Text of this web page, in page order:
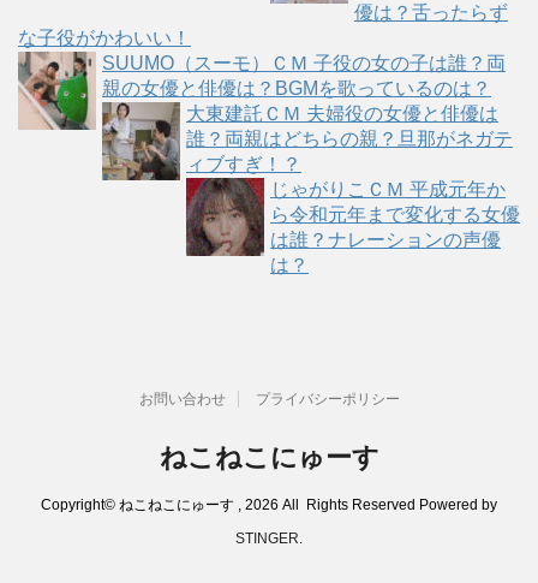
優は？舌ったらず
な子役がかわいい！
SUUMO（スーモ）ＣＭ 子役の女の子は誰？両
親の女優と俳優は？BGMを歌っているのは？
大東建託ＣＭ 夫婦役の女優と俳優は
誰？両親はどちらの親？旦那がネガテ
ィブすぎ！？
じゃがりこＣＭ 平成元年か
ら令和元年まで変化する女優
は誰？ナレーションの声優
は？
お問い合わせ プライバシーポリシー
ねこねこにゅーす
Copyright© ねこねこにゅーす , 2026 All Rights Reserved Powered by
STINGER.